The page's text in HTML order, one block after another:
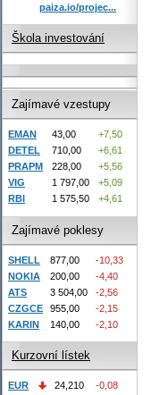
paiza.io/projec...
Škola investování
Zajímavé vzestupy
EMAN 43,00
+7,50
DETEL
710,00
+6,61
PRAPM
228,00
+5,56
VIG
1 797,00
+5,09
RBI
1 575,50 +4,61
Zajímavé poklesy
SHELL 877,00
-10,33
NOKIA
200,00
-4,40
ATS
3 504,00
-2,56
CZGCE
955,00
-2,15
KARIN
140,00 -2,10
Kurzovní lístek
EUR 24,210
-0,08